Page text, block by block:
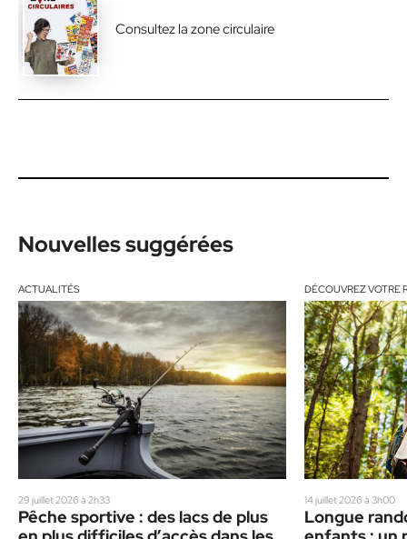
Consultez la zone circulaire
Nouvelles suggérées
ACTUALITÉS
29 juillet 2026 à 2h33
Pêche sportive : des lacs de plus
DÉCOUVREZ VOTRE
14 juillet 2026 à 3h00
Longue